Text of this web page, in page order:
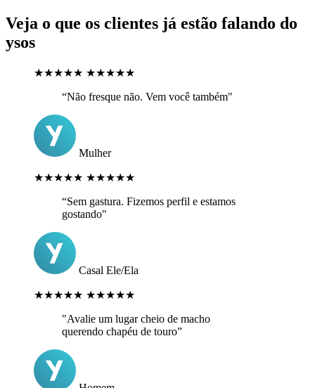
Veja o que os clientes já estão falando do
ysos
★★★★★ ★★★★★
“Não fresque não. Vem você também"
Mulher
★★★★★ ★★★★★
“Sem gastura. Fizemos perfil e estamos
gostando"
Casal Ele/Ela
★★★★★ ★★★★★
"Avalie um lugar cheio de macho
querendo chapéu de touro”